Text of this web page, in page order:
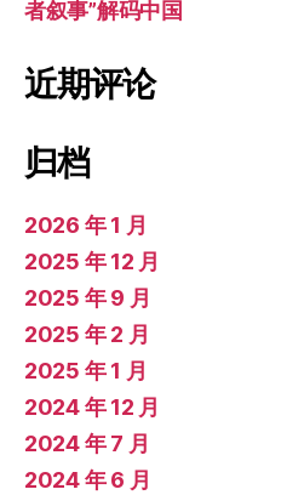
者叙事”解码中国
近期评论
归档
2026 年 1 月
2025 年 12 月
2025 年 9 月
2025 年 2 月
2025 年 1 月
2024 年 12 月
2024 年 7 月
2024 年 6 月